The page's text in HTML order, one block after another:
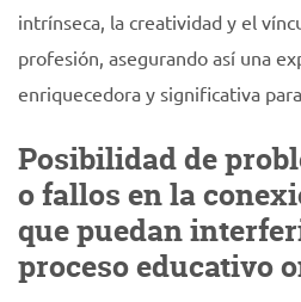
intrínseca, la creatividad y el
profesión, asegurando así una
enriquecedora y significativa
Posibilidad de
o fallos en la
que puedan
proceso educativo